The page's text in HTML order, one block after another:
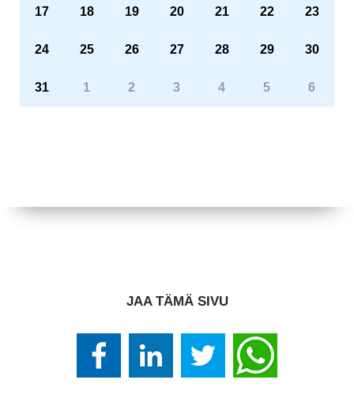
17 18 19 20 21 22 23
24 25 26 27 28 29 30
31 1 2 3 4 5 6
JAA TÄMÄ SIVU